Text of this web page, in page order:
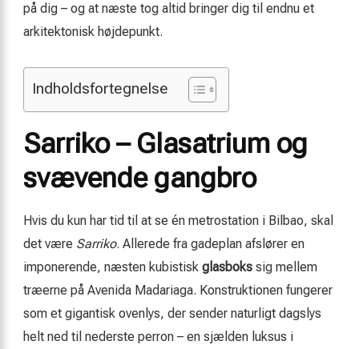
på dig – og at næste tog altid bringer dig til endnu et
arkitektonisk højdepunkt.
Indholdsfortegnelse
Sarriko – Glasatrium og
svævende gangbro
Hvis du kun har tid til at se én metrostation i Bilbao, skal
det være Sarriko. Allerede fra gadeplan afslører en
imponerende, næsten kubistisk glasboks sig mellem
træerne på Avenida Madariaga. Konstruktionen fungerer
som et gigantisk ovenlys, der sender naturligt dagslys
helt ned til nederste perron – en sjælden luksus i